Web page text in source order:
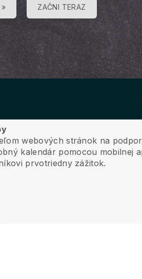
» ZAČNI TERAZ
webových stránok na
kalendár pomocou mobilnej
prvotriedny zážitok.